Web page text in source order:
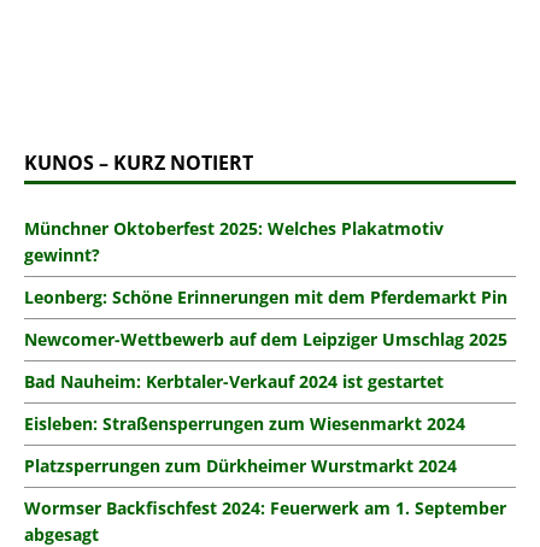
KUNOS – KURZ NOTIERT
Münchner Oktoberfest 2025: Welches Plakatmotiv
gewinnt?
Leonberg: Schöne Erinnerungen mit dem Pferdemarkt Pin
Newcomer-Wettbewerb auf dem Leipziger Umschlag 2025
Bad Nauheim: Kerbtaler-Verkauf 2024 ist gestartet
Eisleben: Straßensperrungen zum Wiesenmarkt 2024
Platzsperrungen zum Dürkheimer Wurstmarkt 2024
Wormser Backfischfest 2024: Feuerwerk am 1. September
abgesagt